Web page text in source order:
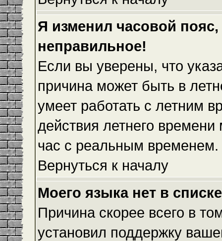
Я изменил часовой
неправильное!
Если вы уверены, что
причина может быть в
умеет работать с летним
действия летнего
час с реальным временем.
Вернуться к началу
Моего языка нет в
Причина скорее всего в
установил поддержку